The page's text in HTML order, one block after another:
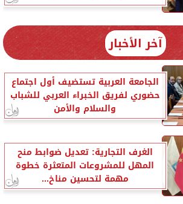
آخر الأخبار
الجامعة العربية تستضيف أول اجتماع
حضوري لفريق الخبراء العربي للشباب
والسلام والأمن
الغرف التجارية: تعديل ضوابط منح
المهل للمشروعات المتعثرة خطوة
مهمة لتحسين مناخ...